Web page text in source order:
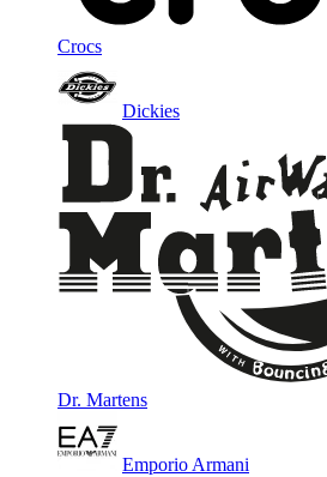
Crocs
Dickies
Dr. Martens
Emporio Armani